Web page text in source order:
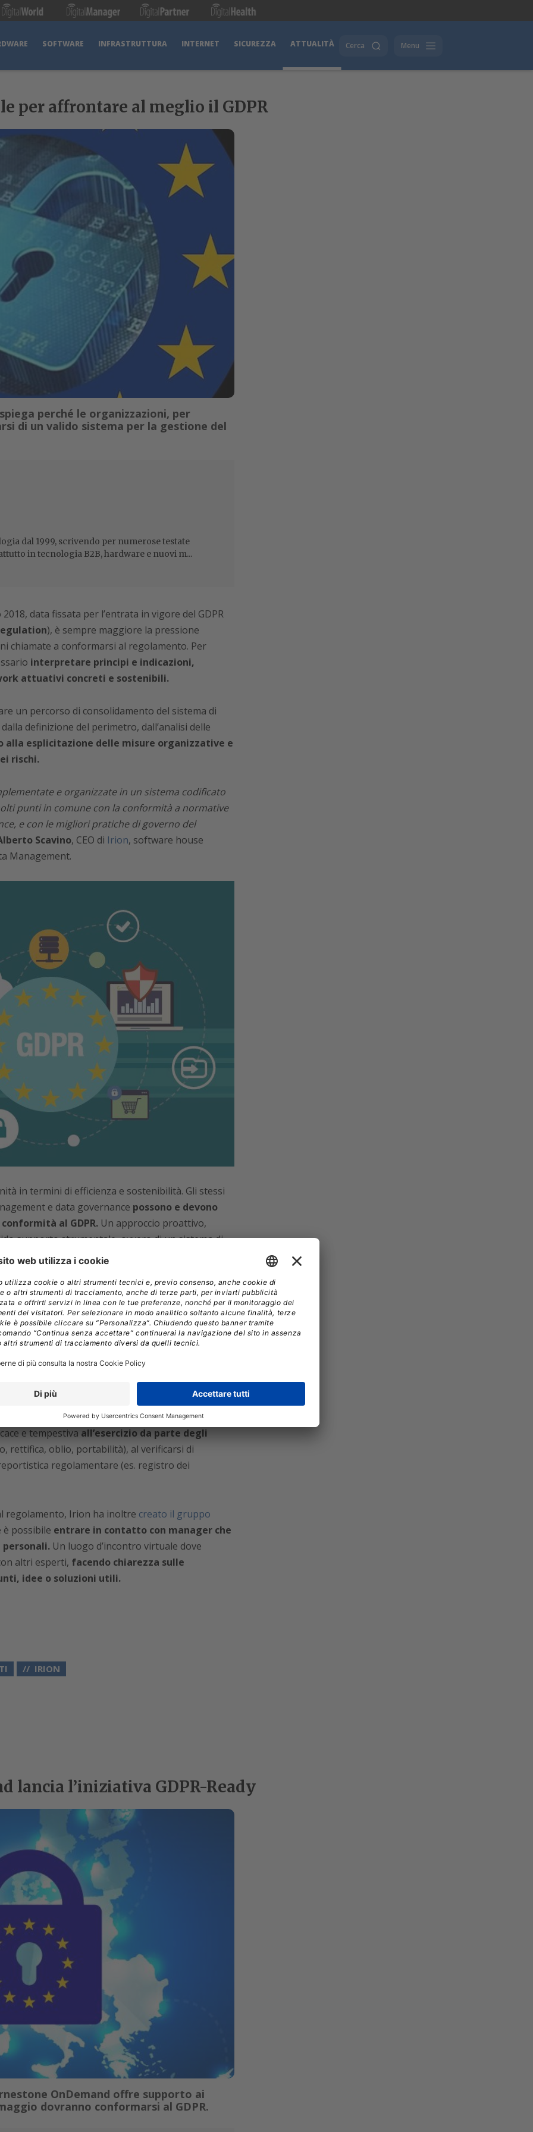
SOFTWARE INFRASTRUTTURA INTERNET SICUREZZA ATTUALITÀ Cerca Menu
per affrontare al meglio il GDPR
perché le organizzazioni, per
di un valido sistema per la gestione del
dal 1999, scrivendo per numerose testate
in tecnologia B2B, hardware e nuovi m...
data fissata per l’entrata in vigore del GDPR
), è sempre maggiore la pressione
chiamate a conformarsi al regolamento. Per
interpretare principi e indicazioni,
attuativi concreti e sostenibili.
un percorso di consolidamento del sistema di
definizione del perimetro, dall’analisi delle
alla esplicitazione delle misure organizzative e
rischi.
e organizzate in un sistema codificato
punti in comune con la conformità a normative
e con le migliori pratiche di governo del
Scavino, CEO di Irion, software house
Management.
in termini di efficienza e sostenibilità. Gli stessi
e data governance possono e devono
al GDPR.Un approccio proattivo,
supporto strumentale, ovvero di un sistema di
assicurare
la flessibilità e la dotazione
di differenti finalità di gestione dei dati.
landscape (data discovery)serve per
in base alle singole tipologie e finalità di
ed eseguire le regole di dismissione dei dati
attivando le opportune azioni di rettifica.
necessario lo sviluppo di una delle misure
stessa (
la pseudonimizzazione)
deve inoltre disporre delle funzionalità
e tempestiva all’esercizio da parte degli
rettifica, oblio, portabilità), al verificarsi di
regolamentare (es. registro dei
regolamento, Irion ha inoltre creato il gruppo
è possibile entrare in contatto con manager che
Un luogo d’incontro virtuale dove
altri esperti, facendo chiarezza sulle
idee o soluzioni utili.
IRION
lancia l’iniziativa GDPR-Ready
OnDemand offre supporto ai
dovranno conformarsi al GDPR.